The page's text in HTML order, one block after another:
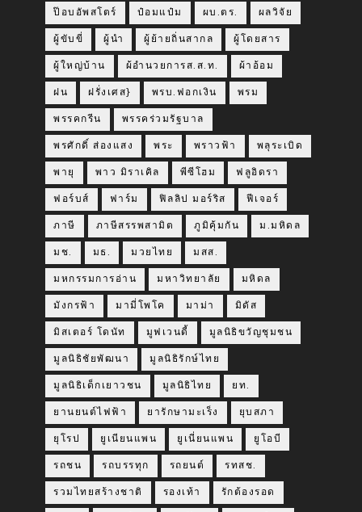
ป๊อบอัพสโตร์ ป๋อมแป๋ม ผบ.ตร. ผลวิจัย
ผู้ขับขี่ ผู้นำ ผู้ย้ายถิ่นสากล ผู้โดยสาร
ผู้ใหญ่บ้าน ผ้อำนวยการส.ส.ท. ผ้าอ้อม
ฝน ฝรั่งเศส} พรบ.ฟอกเงิน พรม
พรรคกรีน พรรคร่วมรัฐบาล
พรศักดิ์ ส่องแสง พระ พราวฟ้า พลุระเบิด
พายุ พาว มิราเคิล พีซีโฮม ฟลูอิดรา
ฟอร์บส์ ฟาร์ม ฟิลลิป มอร์ริส ฟีเจอร์
ภาษี ภาษีสรรพสามิต ภูมิคุ้มกัน ม.มหิดล
มช. มธ. มวยไทย มสส.
มหกรรมการอ่าน มหาวิทยาลัย มหิดล
มังกรฟ้า มามี่โพโค มาม่า มิดัส
มิสเตอร์ โดนัท มูฟเวนดี้ มูลนิธิขวัญชุมชน
มูลนิธิชัยพัฒนา มูลนิธิรักษ์ไทย
มูลนิธิเด็กเยาวชน มูลนิธิไทย ยท.
ยานยนต์ไฟฟ้า ยารักษามะเร็ง ยุบสภา
ยุโรป ยูเนียนแพน ยูเนี่ยนแพน ยูโอบี
รถชน รถบรรทุก รถยนต์ รทสช.
รวมไทยสร้างชาติ รองเท้า รักต้องรอด